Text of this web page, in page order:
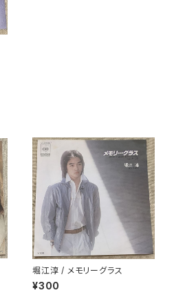
堀江淳 / メモリーグラス
¥300